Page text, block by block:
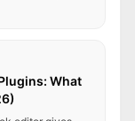
What